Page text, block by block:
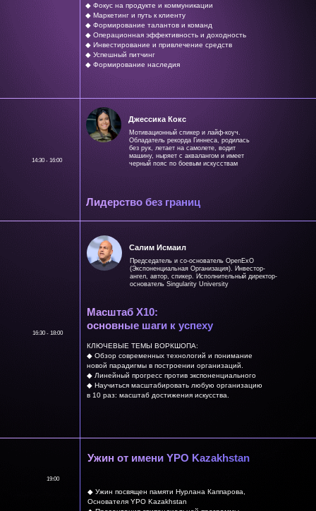
◆ Фокус на продукте и коммуникации
◆ Маркетинг и путь к клиенту
◆ Формирование талантов и команд
◆ Операционная эффективность и доходность
◆ Инвестирование и привлечение средств
◆ Успешный питчинг
◆ Формирование наследия
14:30 - 16:00
Лидерство без границ
Джессика Кокс
Мотивационный спикер и лайф-коуч.
Обладатель рекорда Гиннеса, родилась
без рук, летает на самолете, водит
машину, ныряет с аквалангом и имеет
черный пояс по боевым искусствам
16:30 - 18:00
Масштаб X10:
основные шаги к успеху
КЛЮЧЕВЫЕ ТЕМЫ ВОРКШОПА:
◆ Обзор современных технологий и понимание
новой парадигмы в построении организаций.
◆ Линейный прогресс против экспоненциального
◆ Научиться масштабировать любую организацию
в 10 раз: масштаб достижения искусства.
Салим Исмаил
Председатель и со-основатель OpenExO
(Экспоненциальная Организация). Инвестор-
ангел, автор, спикер. Исполнительный директор-
основатель Singularity University
19:00
Ужин от имени YPO Kazakhstan
◆ Ужин посвящен памяти Нурлана Каппарова,
Основателя YPO Kazakhstan